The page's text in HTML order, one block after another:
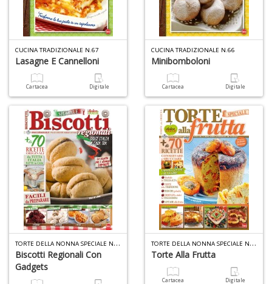
CUCINA TRADIZIONALE N.67
Lasagne E Cannelloni
Cartacea Digitale
CUCINA TRADIZIONALE N.66
Minibomboloni
Cartacea Digitale
T
ORTE DELLA NONNA SPECIALE N.49
Biscotti Regionali Con
Gadgets
T
ORTE DELLA NONNA SPECIALE N.48
Torte Alla Frutta
Cartacea Digitale